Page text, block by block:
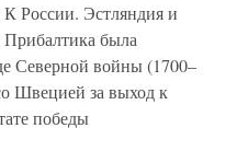
России. Эстляндия и
Прибалтика была
Северной войны (1700–
Швецией за выход к
победы